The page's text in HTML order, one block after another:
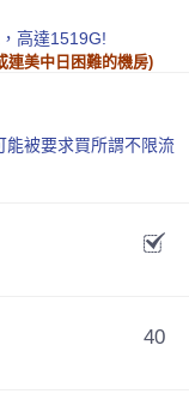
高達1519G!
連美中日困難的機房)
能被要求買所謂不限流
40